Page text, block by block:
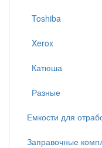
Toshiba
Xerox
Катюша
Разные
Емкости для
Заправочные